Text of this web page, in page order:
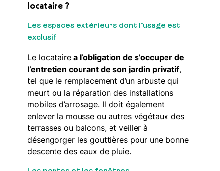
locataire ?
Les espaces extérieurs dont l’usage est
exclusif
Le locataire a l’obligation de s’occuper de
l’entretien courant de son jardin privatif,
tel que le remplacement d’un arbuste qui
meurt ou la réparation des installations
mobiles d’arrosage. Il doit également
enlever la mousse ou autres végétaux des
terrasses ou balcons, et veiller à
désengorger les gouttières pour une bonne
descente des eaux de pluie.